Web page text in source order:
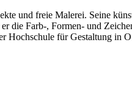
und freie Malerei. Seine
die Farb-, Formen- und
Hochschule für Gestaltung in